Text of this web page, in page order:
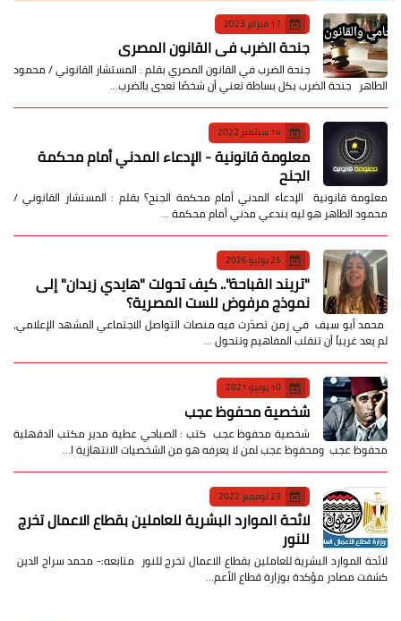
17 فبراير 2023
جنحة الضرب في القانون المصري
جنحة الضرب في القانون المصري بقلم : المستشار القانوني / محمود
الطاهر جنحة الضرب بكل بساطة تعني أن شخصًا تعدى بالضرب…
14 سبتمبر 2022
معلومة قانونية - الإدعاء المدني أمام محكمة
الجنح
معلومة قانونية الإدعاء المدني أمام محكمة الجنح؟ بقلم : المستشار القانوني /
محمود الطاهر هو ليه بندعي مدني أمام محكمة …
25 يوليو 2026
​"تريند القباحة".. كيف تحولت "هايدي زيدان" إلى
نموذج مرفوض للست المصرية؟
​ محمد أبو سيف ​في زمن تصدّرت فيه منصات التواصل الاجتماعي المشهد الإعلامي،
لم يعد غريباً أن تنقلب المفاهيم وتتحول …
10 يونيو 2021
شخصية محفوظ عجب
شخصية محفوظ عجب كتب : الصباحي عطية مدير مكتب الدقهلية
محفوظ عجب ومحفوظ عجب لمن لا يعرفه هو من الشخصيات الانتهازية ا…
23 نوفمبر 2022
لائحة الموارد البشرية للعاملين بقطاع الاعمال تخرج
للنور
لائحة الموارد البشرية للعاملين بقطاع الاعمال تخرج للنور متابعه:- محمد سراج الدين
كشفت مصادر مؤكدة بوزارة قطاع الأعم…